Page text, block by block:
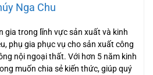
Nga Chu
gia trong lĩnh vực sản xuất và kinh
phụ gia phục vụ cho sản xuất công
nội ngoại thất. Với hơn 5 năm kinh
muốn chia sẻ kiến thức, giúp quý